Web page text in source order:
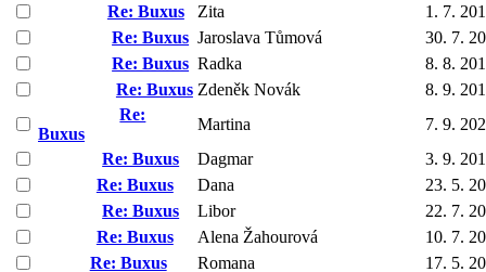
Re: Buxus
Zita
1. 7.
Re: Buxus Jaroslava Tůmová
30. 7.
Re: Buxus Radka
8. 8.
Re: Buxus Zdeněk Novák
8. 9.
Re:
Buxus
Martina
7. 9.
Re: Buxus
Dagmar
3. 9.
Re: Buxus
Dana
23. 5.
Re: Buxus
Libor
22. 7.
Re: Buxus
Alena Žahourová
10. 7.
Re: Buxus
Romana
17. 5.